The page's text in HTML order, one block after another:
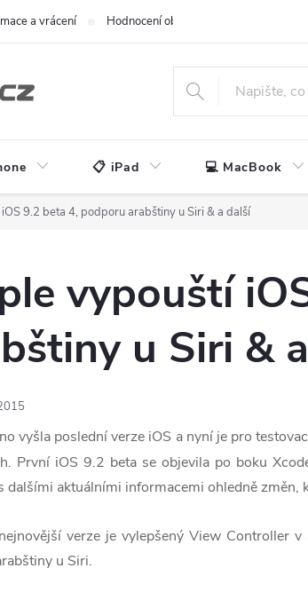
a vrácení Hodnocení obchodu
📋 iPad 💻 MacBook
9.2 beta 4, podporu arabštiny u Siri & a další
vypouští
u Siri &
vyšla poslední verze iOS a nyní je pro
První iOS 9.2 beta se objevila po boku
dalšími aktuálními informacemi ohledně změn,
verze je vylepšený View Controller
u Siri.